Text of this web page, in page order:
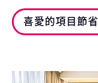
喜愛的項目節